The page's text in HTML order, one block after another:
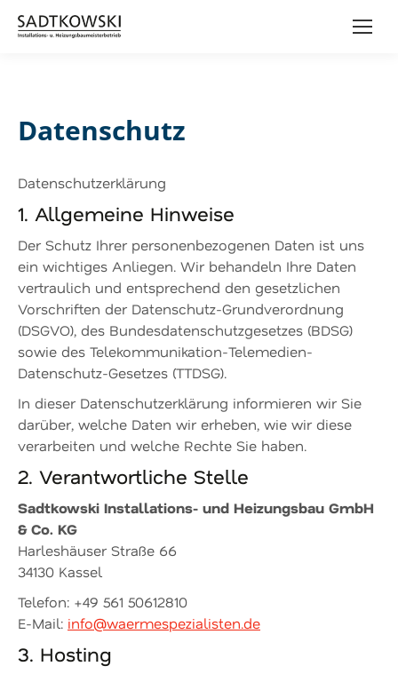
Datenschutz
Datenschutzerklärung
1. Allgemeine Hinweise
Der Schutz Ihrer personenbezogenen Daten ist uns
ein wichtiges Anliegen. Wir behandeln Ihre Daten
vertraulich und entsprechend den gesetzlichen
Vorschriften der Datenschutz-Grundverordnung
(DSGVO), des Bundesdatenschutzgesetzes (BDSG)
sowie des Telekommunikation-Telemedien-
Datenschutz-Gesetzes (TTDSG).
In dieser Datenschutzerklärung informieren wir Sie
darüber, welche Daten wir erheben, wie wir diese
verarbeiten und welche Rechte Sie haben.
2. Verantwortliche Stelle
Sadtkowski Installations- und Heizungsbau GmbH
& Co. KG
Harleshäuser Straße 66
34130 Kassel
Telefon: +49 561 50612810
E-Mail: info@waermespezialisten.de
3. Hosting